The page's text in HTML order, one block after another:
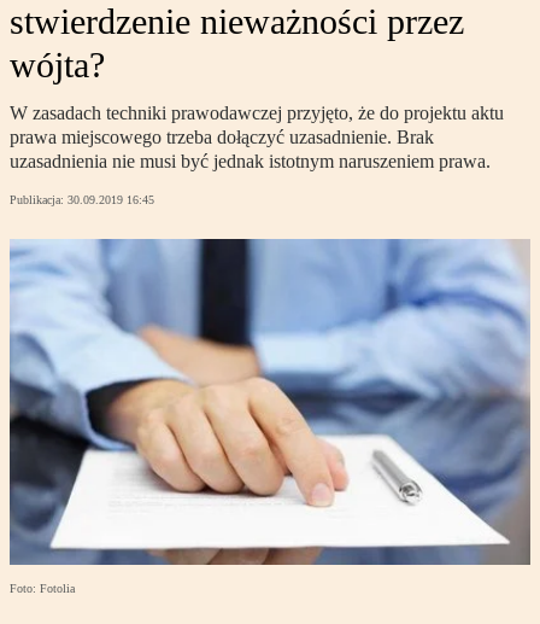
stwierdzenie nieważności przez
wójta?
W zasadach techniki prawodawczej przyjęto, że do projektu aktu
prawa miejscowego trzeba dołączyć uzasadnienie. Brak
uzasadnienia nie musi być jednak istotnym naruszeniem prawa.
Publikacja: 30.09.2019 16:45
Foto: Fotolia